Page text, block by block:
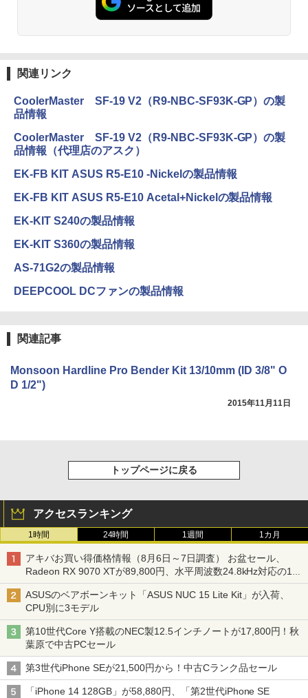
関連リンク
CoolerMaster SF-19 V2（R9-NBC-SF93K-GP）の製
品情報
CoolerMaster SF-19 V2（R9-NBC-SF93K-GP）の製
品情報（代理店のアスク）
EK-FB KIT ASUS R5-E10 -Nickelの製品情報
EK-FB KIT ASUS R5-E10 Acetal+Nickelの製品情報
EK-KIT S240の製品情報
EK-KIT S360の製品情報
AS-71G2の製品情報
DEEPCOOL DCファンの製品情報
関連記事
Monsoon Hardline Pro Bender Kit 13/10mm (ID 3/8" O
D 1/2")
2015年11月11日
トップページに戻る
アクセスランキング
1時間 24時間 1週間 1カ月
アキバお買い得価格情報（8月6日～7日調査） お盆セール、
Radeon RX 9070 XTが89,800円、水平周波数24.8kHz対応の17
型モニターが9,801円、暑さ指数連動セール ほか
ASUSのベアボーンキット「ASUS NUC 15 Lite Kit」が入荷、
CPU別に3モデル
第10世代Core Y搭載のNEC製12.5インチノートが17,800円！秋
葉原で中古PCセール
第3世代iPhone SEが21,500円から！中古Cランク品セール
「iPhone 14 128GB」が58,880円、「第2世代iPhone SE